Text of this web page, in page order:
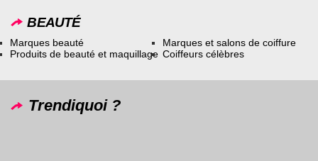
BEAUTÉ
Marques beauté
Produits de beauté et maquillage
Marques et salons de coiffure
Coiffeurs célèbres
Trendiquoi ?